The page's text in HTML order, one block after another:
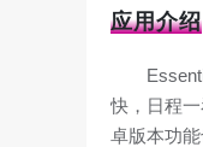
应用介绍
快，日程
卓版本功